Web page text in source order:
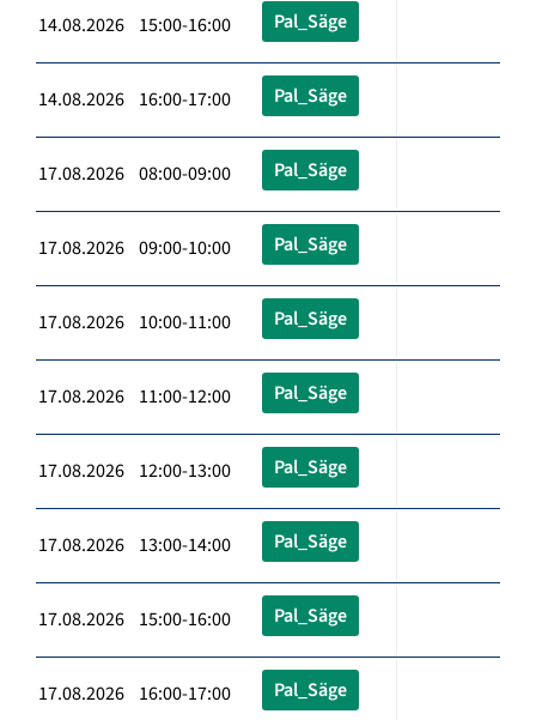
14.08.2026 15:00-16:00 Pal_Säge
14.08.2026 16:00-17:00 Pal_Säge
17.08.2026 08:00-09:00 Pal_Säge
17.08.2026 09:00-10:00 Pal_Säge
17.08.2026 10:00-11:00 Pal_Säge
17.08.2026 11:00-12:00 Pal_Säge
17.08.2026 12:00-13:00 Pal_Säge
17.08.2026 13:00-14:00 Pal_Säge
17.08.2026 15:00-16:00 Pal_Säge
17.08.2026 16:00-17:00 Pal_Säge